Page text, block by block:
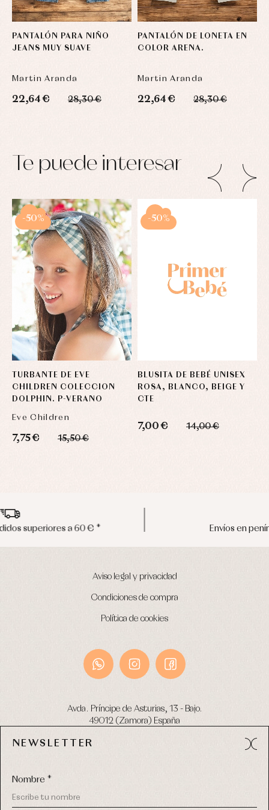
PANTALÓN PARA NIÑO
JEANS MUY SUAVE
Martin Aranda
22,64 € 28,30 €
PANTALÓN DE LONETA EN
COLOR ARENA.
Martin Aranda
22,64 € 28,30 €
Te puede interesar
TURBANTE DE EVE
CHILDREN COLECCION
DOLPHIN. P-VERANO
Eve Children
7,75 € 15,50 €
-50%
BLUSITA DE BEBÉ UNISEX
ROSA, BLANCO, BEIGE Y
CTE
7,00 € 14,00 €
-50%
Envíos en península en 24/48 horas
Aviso legal y privacidad
Condiciones de compra
Política de cookies
Avda. Príncipe de Asturias, 13 - Bajo.
49012 (Zamora) España
Tel: 980 049 683
NEWSLETTER
Nombre *